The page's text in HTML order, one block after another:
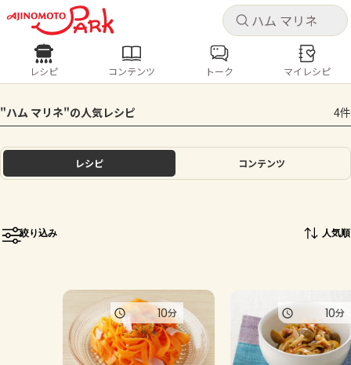
キャ
ログインするとレシピを保存できます
ログイン
ホーム
トーク
よくあるお問い合わせ
キャ
レシピ コンテンツ
人気の食材・レシピ
きゅうり なす トマト とうもろこし
ピーマン
レシピ コンテンツ トーク マイレシピ
"ハム マリネ"の人気レシピ 4件
レシピ コンテンツ
絞り込み 人気順
10分 10分